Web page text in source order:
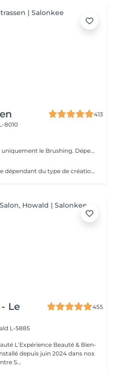
413
8010
Le Forfait Brushing contient uniquement le Brushing. Dépendant de la longueur des cheveux, le prix peut varier. En cas de questions veuillez appeler au +352 26 31 07 11.
Le prix peut varier à la hausse dépendant du type de création finalement réalisée.
Le
455
L-5885
& Bien-
depuis juin 2024 dans nos
S...